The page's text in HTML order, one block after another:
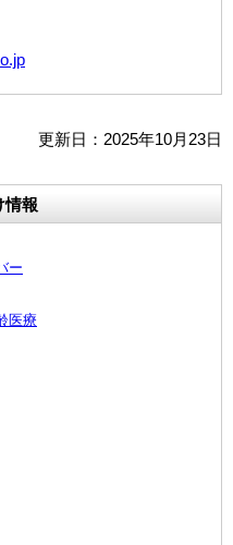
更新日：2025年10月23日
情報
ー
医療